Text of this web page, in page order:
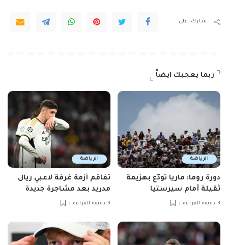
شارك على
ربما يعجبك ايضاً
الرياضة
دورة روما: ماريا تودّع بهزيمة
ثقيلة أمام سيرستيا
3 دقيقة للقراءة
الرياضة
تفاقم أزمة غرفة لاعبي ريال
مدريد بعد مشاجرة جديدة
3 دقيقة للقراءة